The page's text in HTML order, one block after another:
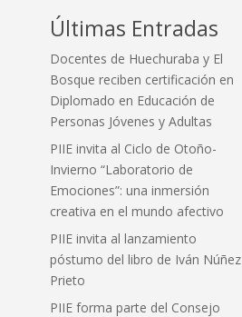
Últimas Entradas
Docentes de Huechuraba y El
Bosque reciben certificación en
Diplomado en Educación de
Personas Jóvenes y Adultas
PIIE invita al Ciclo de Otoño-
Invierno “Laboratorio de
Emociones”: una inmersión
creativa en el mundo afectivo
PIIE invita al lanzamiento
póstumo del libro de Iván Núñez
Prieto
PIIE forma parte del Consejo